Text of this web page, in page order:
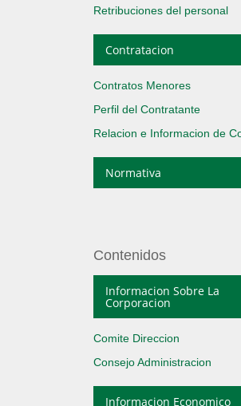
Retribuciones del personal
Contratacion
Contratos Menores
Perfil del Contratante
Relacion e Informacion de
Normativa
Contenidos
Informacion Sobre La
Corporacion
Comite Direccion
Consejo Administracion
Informacion Economico